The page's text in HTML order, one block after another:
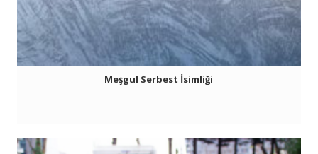
Meşgul Serbest İsimliği